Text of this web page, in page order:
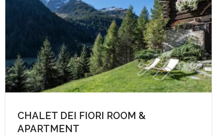
A partire da
CHALET DEI FIORI ROOM &
APARTMENT